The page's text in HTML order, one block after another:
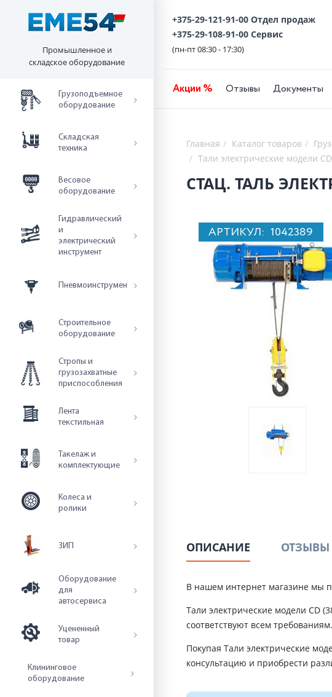
Промышленное и
складское оборудование
Грузоподъемное
оборудование
Складская
техника
Весовое
оборудование
Гидравлический
и
электрический
инструмент
Пневмоинструмент
Строительное
оборудование
Стропы и
грузозахватные
приспособления
Лента
текстильная
Такелаж и
комплектующие
Колеса и
ролики
ЗИП
Оборудование
для
автосервиса
Уцененный
товар
Клининговое
оборудование
+375-29-121-91-00 Отдел продаж
+375-29-108-91-00 Сервис
(пн-пт 08:30 - 17:30)
Акции % Отзывы Документы
Главная Каталог товаров
Тали электрические модели
СТАЦ. ТАЛЬ
АРТИКУЛ: 1042389
ОПИСАНИЕ
В нашем интернет магазине мы
Тали электрические модели CD
соответствуют всем требованиям.
Покупая Тали электрические
консультацию и приобрести